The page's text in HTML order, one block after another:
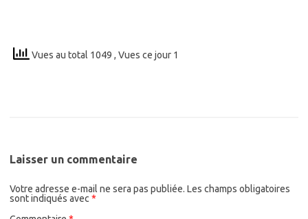
Vues au total 1049 , Vues ce jour 1
Laisser un commentaire
Votre adresse e-mail ne sera pas publiée. Les champs obligatoires
sont indiqués avec *